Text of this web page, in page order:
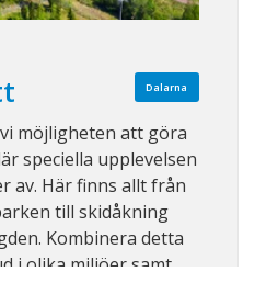
Dalarna
möjligheten att göra
speciella upplevelsen
av. Här finns allt från
till skidåkning
Kombinera detta
i olika miljöer samt